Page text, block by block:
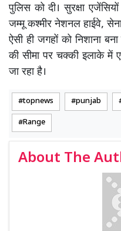
पुलिस को दी। सुरक्षा
जम्मू कश्मीर नेशनल हाईवे,
ऐसी ही जगहों को निशाना
की सीमा पर चक्की इलाके में
जा रहा है।
topnews punjab
Range
About The